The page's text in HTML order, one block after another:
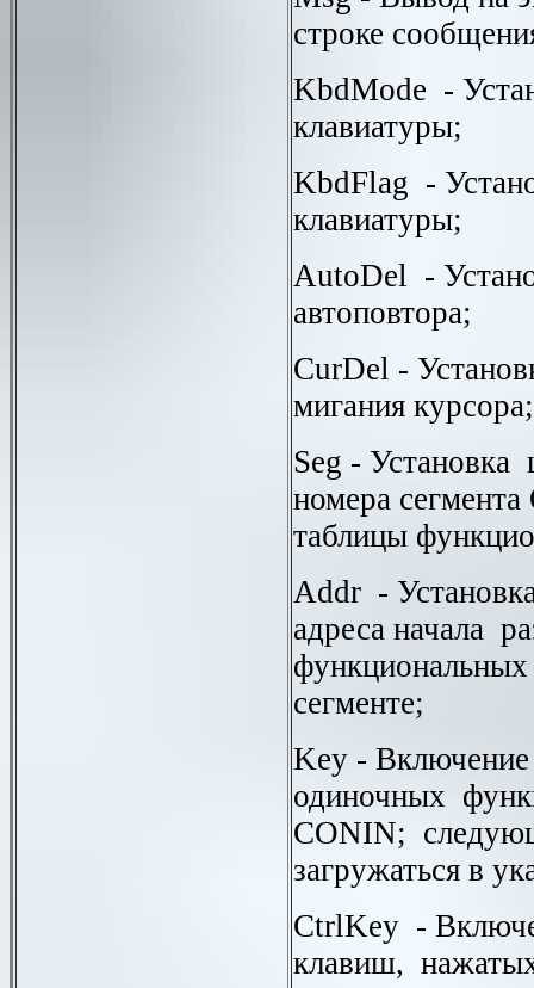
строке
KbdMode -
клавиатуры;
KbdFlag -
клавиатуры;
AutoDel -
автоповтора;
CurDel -
мигания курсора;
Seg - Установка
номера
таблицы
Addr -
адреса начала
сегменте;
Key -
одиночных
CONIN;
загружаться в
CtrlKey -
клавиш,